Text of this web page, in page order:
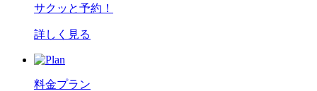
サクッと予約！
詳しく見る
料金プラン